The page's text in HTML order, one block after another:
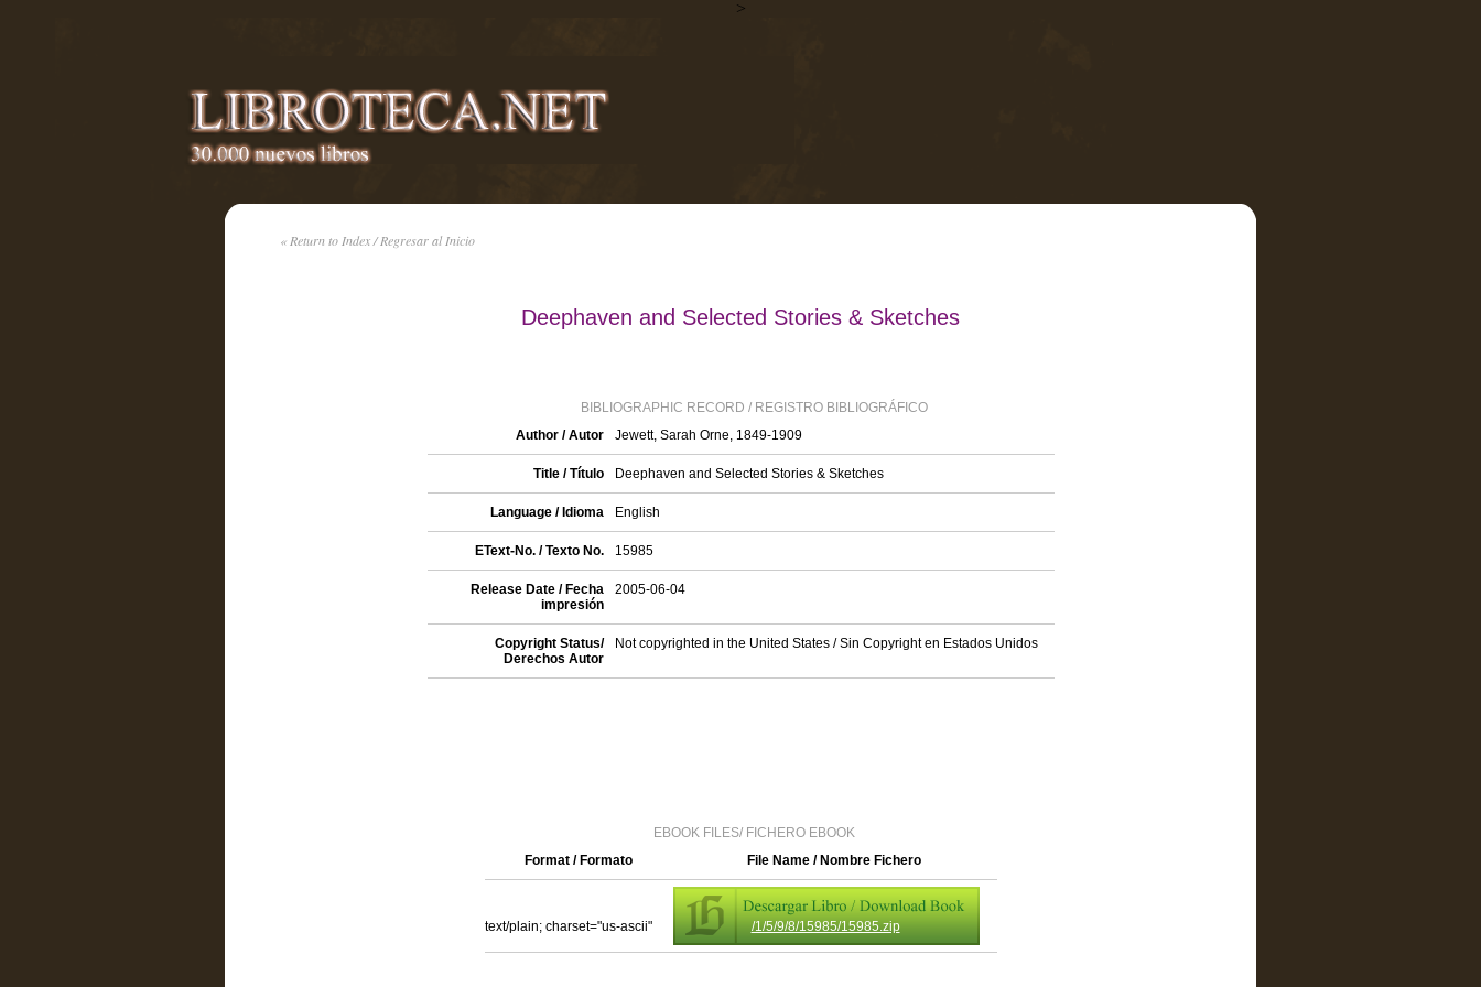
>
« Return to Index / Regresar al Inicio
Deephaven and Selected Stories & Sketches
BIBLIOGRAPHIC RECORD / REGISTRO BIBLIOGRÁFICO
Author / Autor
Jewett, Sarah Orne, 1849-1909
Title / Título Deephaven and Selected Stories & Sketches
Language / Idioma English
EText-No. / Texto No. 15985
Release Date / Fecha
impresión
2005-06-04
Copyright Status/
Derechos Autor
Not copyrighted in the United States / Sin Copyright en Estados Unidos
EBOOK FILES/ FICHERO EBOOK
Format / Formato
File Name / Nombre Fichero
text/plain; charset="us-ascii" /1/5/9/8/15985/15985.zip